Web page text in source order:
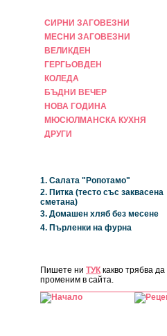
СИРНИ ЗАГОВЕЗНИ
МЕСНИ ЗАГОВЕЗНИ
ВЕЛИКДЕН
ГЕРГЬОВДЕН
КОЛЕДА
БЪДНИ ВЕЧЕР
НОВА ГОДИНА
МЮСЮЛМАНСКА КУХНЯ
ДРУГИ
1. Салата "Ропотамо"
2. Питка (тесто със заквасена
сметана)
3. Домашен хляб без месене
4. Пърленки на фурна
Пишете ни ТУК какво трябва да
променим в сайта.